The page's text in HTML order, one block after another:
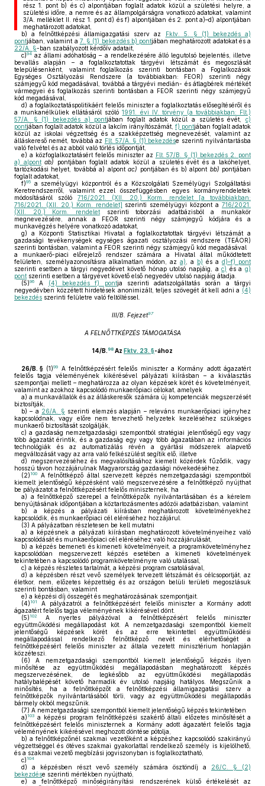
rész 1. pont b) és c) alpontjában foglalt adatok közül a születési helyre, a
születési időre, a nemre és az állampolgárságra vonatkozó adatokat, valamint
3/A. melléklet II. rész 1. pont d) és f) alpontjában és 2. pont a)–d) alpontjában
meghatározott adatokat,
b) a felnőttképzési államigazgatási szerv az
Fktv. 5. § (1) bekezdés a)
pontjában, valamint a 7. § (1) bekezdés b) pontjában meghatározott adatokat és a
22/A. §-ban szabályozott kérdőív adatait,
c)94 az állami adóhatóság – a rendelkezésére álló legutolsó bejelentés, illetve
bevallás alapján – a foglalkoztatottak tárgyévi létszámát és megoszlását
településenként, valamint foglalkozás szerinti bontásban a Foglalkozások
Egységes Osztályozási Rendszere (a továbbiakban: FEOR) szerinti négy
számjegyű kód megadásával, továbbá a tárgyévi medián- és átlagbérek mértékét
vármegyei és foglalkozás szerinti bontásban a FEOR szerinti négy számjegyű
kód megadásával,
d) a foglalkoztatáspolitikáért felelős miniszter a foglalkoztatás elősegítéséről és
a munkanélküliek ellátásáról szóló1991. évi IV. törvény (a továbbiakban: Flt.)
57/A. § (1) bekezdés a) pontjában foglalt adatok közül a születés évét,c)
pontjában foglalt adatok közül a lakcím irányítószámát, f) pontjában foglalt adatok
közül az iskolai végzettség és a szakképzettség megnevezését, valamint az
álláskereső nemét, továbbá az Flt. 57/A. § (1) bekezdése szerinti nyilvántartásba
való felvétel és az abból való törlés időpontját,
e) a közfoglalkoztatásért felelős miniszter az Flt. 57/B. § (1) bekezdés 2. pont
a) alpont ab) pontjában foglalt adatok közül a születés évét és a lakóhelyet,
tartózkodási helyet, továbbá a) alpontac) pontjában és b) alpont bb) pontjában
foglalt adatokat,
f)95
a személyügyi központról és a Közszolgálati Személyügyi Szolgáltatási
Keretrendszerről, valamint ezzel összefüggésben egyes kormányrendeletek
módosításáról szóló716/2021. (XII. 20.) Korm. rendelet [a továbbiakban:
716/2021. (XII. 20.) Korm. rendelet] szerinti személyügyi központ a716/2021.
(XII. 20.) Korm. rendeletszerinti toborzási adatbázisból a munkakör
megnevezésére, annak a FEOR szerinti négy számjegyű kódjára és a
munkavégzés helyére vonatkozó adatokat,
g) a Központi Statisztikai Hivatal a foglalkoztatottak tárgyévi létszámát a
gazdasági tevékenységek egységes ágazati osztályozási rendszere (TEÁOR)
szerinti bontásban, valamint a FEOR szerinti négy számjegyű kód megadásával
a munkaerő-piaci előrejelző rendszer számára a Hivatal által működtetett
felületen, személyazonosításra alkalmatlan módon, az a) , a b) és a d)–f) pont
szerinti esetben a tárgyi negyedévet követő hónap utolsó napjáig, ac) és ag)
pont szerinti esetben a tárgyévet követő első negyedév utolsó napjáig átadja.
(5)96 A (4) bekezdés f) pontja szerinti adatszolgáltatás során a tárgyi
negyedévben közzétett hirdetések anonimizált, teljes szövegét át kell adni a (4)
bekezdés szerinti felületre való feltöltéssel.
III/B. Fejezet97
A FELNŐTTKÉPZÉS TÁMOGATÁSA
14/B. 98 Az Fktv. 23. §-ához
26/B. § (1)99
A felnőttképzésért felelős miniszter a Kormány adott ágazatért
felelős tagja véleményének kikérésével pályázati kiírásban – a kiválasztás
szempontjai mellett – meghatározza az olyan képzések körét és követelményeit,
valamint az azokhoz kapcsolódó munkaerőpiaci célokat, amelyek
a) a munkavállalók és az álláskeresők számára új kompetenciák megszerzését
biztosítják,
b) – a 26/A. § szerinti elemzés alapján – releváns munkaerőpiaci igényhez
kapcsolódnak, vagy előre nem tervezhető helyzetek kezeléséhez szükséges
munkaerő biztosítását szolgálják,
c) a gazdaság nemzetgazdasági szempontból stratégiai jelentőségű egy vagy
több ágazatát érintik, és a gazdaság egy vagy több ágazatában az információs
technológiák és az automatizálás révén a gyártási módszerek alapvető
megváltozását vagy az arra való felkészülést segítik elő, illetve
d) megszervezéséhez és megvalósításához kiemelt közérdek fűződik, vagy
hosszú távon hozzájárulnak Magyarország gazdasági növekedéséhez.
(2) 100
A felnőttképző által szervezett képzés nemzetgazdasági szempontból
kiemelt jelentőségű képzésként való megszervezésére a felnőttképző nyújthat
be pályázatot a felnőttképzésért felelős miniszternek, ha
a) a felnőttképző szerepel a felnőttképzők nyilvántartásában és a kérelem
benyújtásának időpontjában a köztartozásmentes adózói adatbázisban, valamint
b) a képzés a pályázati kiírásban meghatározott követelményekhez
kapcsolódik, és munkaerőpiaci cél eléréséhez hozzájárul.
(3) A pályázatban részletesen be kell mutatni
a) a képzésnek a pályázati kiírásban meghatározott követelményeihez való
kapcsolódását és munkaerőpiaci cél eléréséhez való hozzájárulását,
b) a képzés bemeneti és kimeneti követelményeit, a programkövetelményhez
kapcsolódóan megszervezett képzés esetében a kimeneti követelmények
tekintetében a kapcsolódó programkövetelményre való utalással,
c) a képzés részletes tartalmát, a képzési program csatolásával,
d) a képzésben részt vevő személyek tervezett létszámát és célcsoportját, az
életkor, nem, előzetes képzettség és az országon belüli területi megoszlásuk
szerinti bontásban, valamint
e) a képzési díj összegét és meghatározásának szempontjait.
(4) 101
A pályázatról a felnőttképzésért felelős miniszter a Kormány adott
ágazatért felelős tagja véleményének kikérésével dönt.
(5) 102
A nyertes pályázóval a felnőttképzésért felelős miniszter
együttműködési megállapodást köt. A nemzetgazdasági szempontból kiemelt
jelentőségű képzések körét és az erre tekintettel együttműködési
megállapodással rendelkező felnőttképző nevét és elérhetőségét a
felnőttképzésért felelős miniszter az általa vezetett minisztérium honlapján
közzéteszi.
(6) A nemzetgazdasági szempontból kiemelt jelentőségű képzés ilyen
minősítése az együttműködési megállapodásban meghatározott képzés
megszervezésének, de legkésőbb az együttműködési megállapodás
hatálybalépését követő harmadik év utolsó napjáig hatályos. Megszűnik a
minősítés, ha a felnőttképzőt a felnőttképzési államigazgatási szerv a
felnőttképzők nyilvántartásából törli, vagy az együttműködési megállapodás
bármely okból megszűnik.
(7) A nemzetgazdasági szempontból kiemelt jelentőségű képzés tekintetében
a) 103 a képzési program felnőttképzési szakértő általi előzetes minősítését a
felnőttképzésért felelős miniszternek a Kormány adott ágazatért felelős tagja
véleményének kikérésével meghozott döntése pótolja,
b) a felnőttképzőnél szakmai vezetőként a képzéshez kapcsolódó szakirányú
végzettséggel és ötéves szakmai gyakorlattal rendelkező személy is kijelölhető,
és a szakmai vezető megbízási jogviszonyban is foglalkoztatható,
c) 104
d) a képzésben részt vevő személy számára ösztöndíj a 26/C. § (2)
bekezdése szerinti mértékben nyújtható,
e) a felnőttképző minőségirányítási rendszerének külső értékelését az